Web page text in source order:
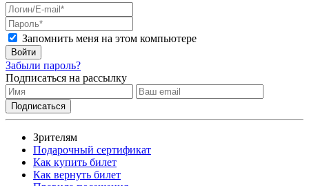
Запомнить меня на этом компьютере
Войти
Забыли пароль?
Подписаться на рассылку
Зрителям
Подарочный сертификат
Как купить билет
Как вернуть билет